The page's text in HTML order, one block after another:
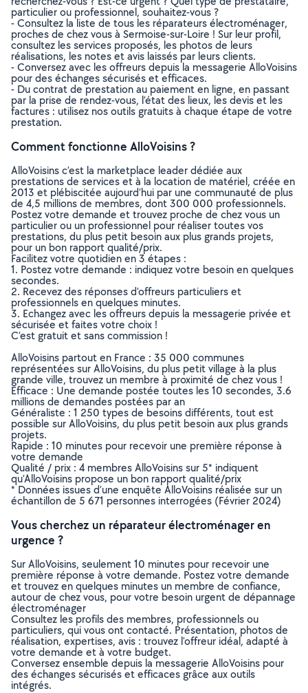
particulier ou professionnel, souhaitez-vous ?
- Consultez la liste de tous les réparateurs électroménager,
proches de chez vous à Sermoise-sur-Loire ! Sur leur profil,
consultez les services proposés, les photos de leurs
réalisations, les notes et avis laissés par leurs clients.
- Conversez avec les offreurs depuis la messagerie AlloVoisins
pour des échanges sécurisés et efficaces.
- Du contrat de prestation au paiement en ligne, en passant
par la prise de rendez-vous, l’état des lieux, les devis et les
factures : utilisez nos outils gratuits à chaque étape de votre
prestation.
Comment fonctionne AlloVoisins ?
AlloVoisins c’est la marketplace leader dédiée aux
prestations de services et à la location de matériel, créée en
2013 et plébiscitée aujourd’hui par une communauté de plus
de 4,5 millions de membres, dont 300 000 professionnels.
Postez votre demande et trouvez proche de chez vous un
particulier ou un professionnel pour réaliser toutes vos
prestations, du plus petit besoin aux plus grands projets,
pour un bon rapport qualité/prix.
Facilitez votre quotidien en 3 étapes :
1. Postez votre demande : indiquez votre besoin en quelques
secondes.
2. Recevez des réponses d’offreurs particuliers et
professionnels en quelques minutes.
3. Echangez avec les offreurs depuis la messagerie privée et
sécurisée et faites votre choix !
C’est gratuit et sans commission !
AlloVoisins partout en France : 35 000 communes
représentées sur AlloVoisins, du plus petit village à la plus
grande ville, trouvez un membre à proximité de chez vous !
Efficace : Une demande postée toutes les 10 secondes, 3.6
millions de demandes postées par an
Généraliste : 1 250 types de besoins différents, tout est
possible sur AlloVoisins, du plus petit besoin aux plus grands
projets.
Rapide : 10 minutes pour recevoir une première réponse à
votre demande
Qualité / prix : 4 membres AlloVoisins sur 5* indiquent
qu’AlloVoisins propose un bon rapport qualité/prix
* Données issues d’une enquête AlloVoisins réalisée sur un
échantillon de 5 671 personnes interrogées (Février 2024)
Vous cherchez un réparateur électroménager en
urgence ?
Sur AlloVoisins, seulement 10 minutes pour recevoir une
première réponse à votre demande. Postez votre demande
et trouvez en quelques minutes un membre de confiance,
autour de chez vous, pour votre besoin urgent de dépannage
électroménager
Consultez les profils des membres, professionnels ou
particuliers, qui vous ont contacté. Présentation, photos de
réalisation, expertises, avis : trouvez l'offreur idéal, adapté à
votre demande et à votre budget.
Conversez ensemble depuis la messagerie AlloVoisins pour
des échanges sécurisés et efficaces grâce aux outils
intégrés.